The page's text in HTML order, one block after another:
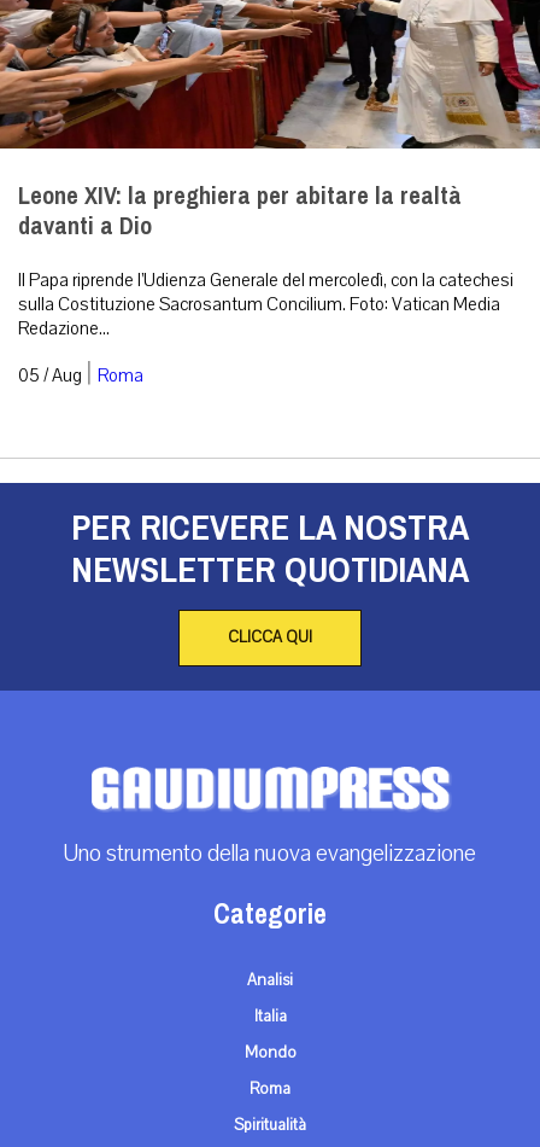
Leone XIV: la preghiera per abitare la realtà
davanti a Dio
Il Papa riprende l’Udienza Generale del mercoledì, con la catechesi
sulla Costituzione Sacrosantum Concilium. Foto: Vatican Media
Redazione...
05 / Aug | Roma
PER RICEVERE LA NOSTRA
NEWSLETTER QUOTIDIANA
CLICCA QUI
Uno strumento della nuova evangelizzazione
Categorie
Analisi
Italia
Mondo
Roma
Spiritualità